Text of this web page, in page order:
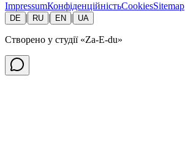
ImpressumКонфіденційністьCookiesSitemap
DE RU EN UA
Створено у студії«Za-E-du»